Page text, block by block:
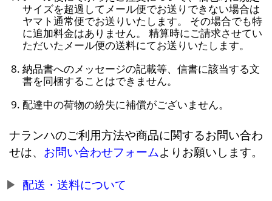
サイズを超過してメール便でお送りできない場合は
ヤマト通常便でお送りいたします。 その場合でも特
に追加料金はありません。 精算時にご請求させてい
ただいたメール便の送料にてお送りいたします。
納品書へのメッセージの記載等、信書に該当する文
書を同梱することはできません。
配達中の荷物の紛失に補償がございません。
ナランハのご利用方法や商品に関するお問い合わ
せは、 お問い合わせフォームよりお願いします。
配送・送料について